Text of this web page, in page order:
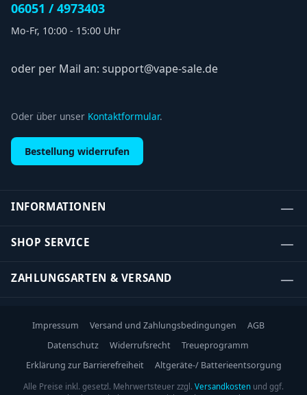
06051 / 4973403
Mo-Fr, 10:00 - 15:00 Uhr
oder per Mail an: support@vape-sale.de
Oder über unser Kontaktformular.
Bestellung widerrufen
INFORMATIONEN
SHOP SERVICE
ZAHLUNGSARTEN & VERSAND
Impressum Versand und Zahlungsbedingungen
AGB
Datenschutz
Widerrufsrecht
Treueprogramm
Erklärung zur Barrierefreiheit
Altgeräte-/ Batterieentsorgung
Alle Preise inkl. gesetzl. Mehrwertsteuer zzgl. Versandkosten und ggf.